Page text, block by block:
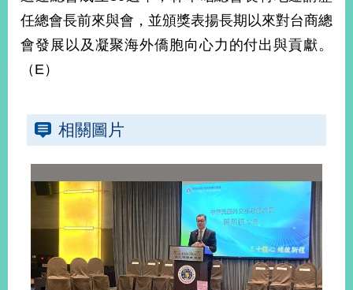
國
際
傳
播
為
服
務
任總會長前來與會，並頒獎表揚長期以來對台商總
會發展以及凝聚海外僑胞向心力的付出與貢獻。
（E）
相關圖片